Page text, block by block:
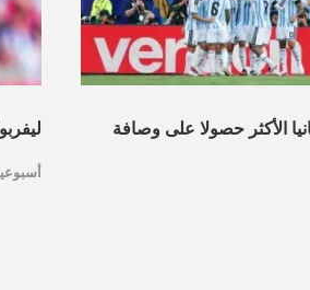
الأكثر حصولا على وصافة